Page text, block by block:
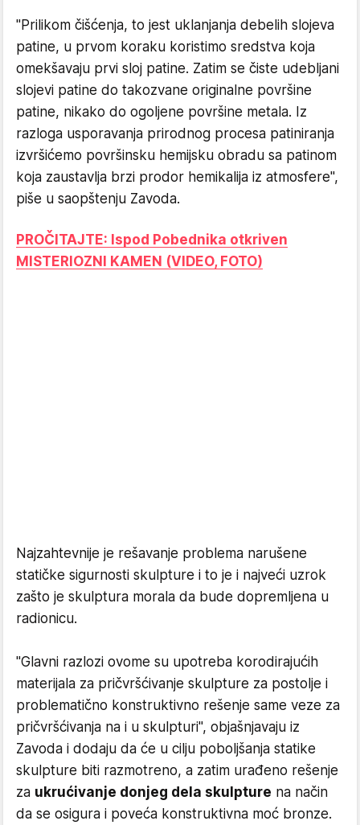
"Prilikom čišćenja, to jest uklanjanja debelih slojeva
patine, u prvom koraku koristimo sredstva koja
omekšavaju prvi sloj patine. Zatim se čiste udebljani
slojevi patine do takozvane originalne površine
patine, nikako do ogoljene površine metala. Iz
razloga usporavanja prirodnog procesa patiniranja
izvršićemo površinsku hemijsku obradu sa patinom
koja zaustavlja brzi prodor hemikalija iz atmosfere",
piše u saopštenju Zavoda.
PROČITAJTE: Ispod Pobednika otkriven
MISTERIOZNI KAMEN (VIDEO, FOTO)
Najzahtevnije je rešavanje problema narušene
statičke sigurnosti skulpture i to je i najveći uzrok
zašto je skulptura morala da bude dopremljena u
radionicu.
"Glavni razlozi ovome su upotreba korodirajućih
materijala za pričvršćivanje skulpture za postolje i
problematično konstruktivno rešenje same veze za
pričvršćivanja na i u skulpturi", objašnjavaju iz
Zavoda i dodaju da će u cilju poboljšanja statike
skulpture biti razmotreno, a zatim urađeno rešenje
za ukrućivanje donjeg dela skulpture na način
da se osigura i poveća konstruktivna moć bronze.